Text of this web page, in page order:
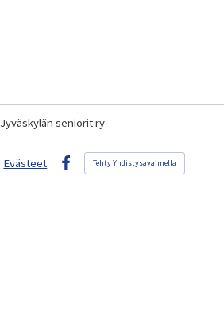
Jyväskylän seniorit ry
Evästeet
Facebook
Tehty Yhdistysavaimella